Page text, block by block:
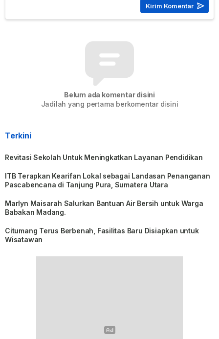
Belum ada komentar disini
Jadilah yang pertama berkomentar disini
Terkini
Revitasi Sekolah Untuk Meningkatkan Layanan Pendidikan
ITB Terapkan Kearifan Lokal sebagai Landasan Penanganan
Pascabencana di Tanjung Pura, Sumatera Utara
Marlyn Maisarah Salurkan Bantuan Air Bersih untuk Warga
Babakan Madang.
Citumang Terus Berbenah, Fasilitas Baru Disiapkan untuk
Wisatawan